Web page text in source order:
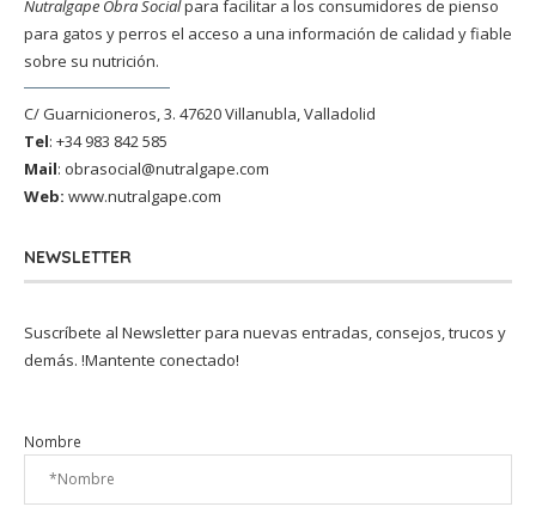
Nutralgape Obra Socialpara facilitar a los consumidores de pienso
para gatos y perros el acceso a una información de calidad y fiable
sobre su nutrición.
C/ Guarnicioneros, 3. 47620 Villanubla, Valladolid
Tel: +34 983 842 585
Mail: obrasocial@nutralgape.com
Web: www.nutralgape.com
NEWSLETTER
Suscríbete al Newsletter para nuevas entradas, consejos, trucos y
demás. !Mantente conectado!
Nombre